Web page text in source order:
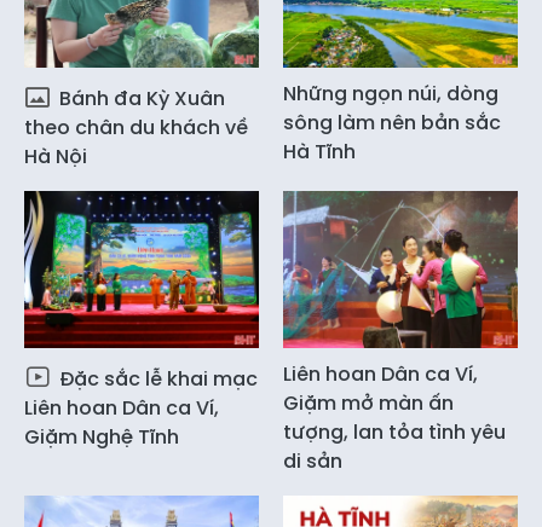
Bánh đa Kỳ Xuân
theo chân du khách về
Hà Nội
Những ngọn núi, dòng
sông làm nên bản sắc
Hà Tĩnh
Đặc sắc lễ khai mạc
Liên hoan Dân ca Ví,
Giặm Nghệ Tĩnh
Liên hoan Dân ca Ví,
Giặm mở màn ấn
tượng, lan tỏa tình yêu
di sản